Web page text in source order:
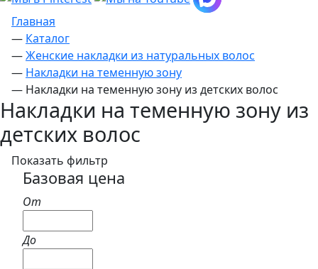
Главная
— Каталог
—Женские накладки из натуральных волос
— Накладки на теменную зону
— Накладки на теменную зону из детских волос
Накладки на теменную зону из
детских волос
Показать фильтр
Базовая цена
От
До